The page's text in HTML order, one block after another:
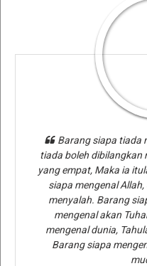
Barang siapa tiada
tiada boleh dibilangkan
yang empat, Maka ia
siapa mengenal
menyalah. Barang
mengenal akan
mengenal dunia,
Barang siapa